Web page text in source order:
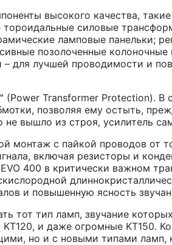
высокого качества,
силовые
ламповые панельки;
позолоченные
для лучшей проводимости и
Transformer Protection). В
позволяя ему остыть,
вышло из строя, усилитель
монтаж с пайкой проводов от
включая резисторы и
400 в критически важном
и повышенную ясность
тот тип ламп, звучание
и даже огромные KT150.
но и с новыми типами ламп,